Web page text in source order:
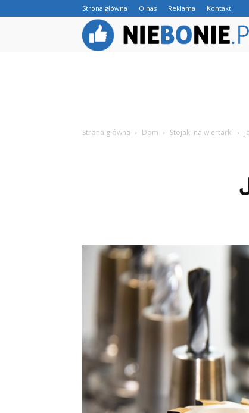
Strona główna O nas Reklama Kontakt
Strona główna Dom Stojaki na wiertarki